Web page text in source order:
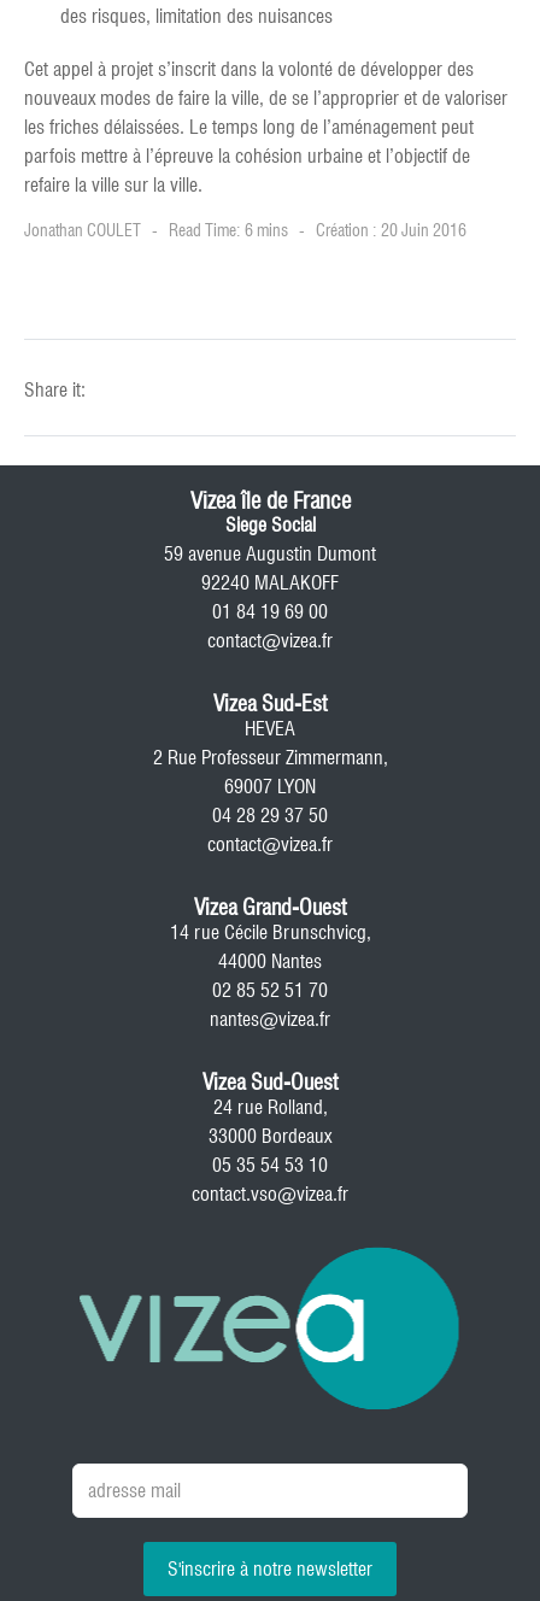
des risques, limitation des nuisances
Cet appel à projet s’inscrit dans la volonté de développer des
nouveaux modes de faire la ville, de se l’approprier et de valoriser
les friches délaissées. Le temps long de l’aménagement peut
parfois mettre à l’épreuve la cohésion urbaine et l’objectif de
refaire la ville sur la ville.
Jonathan COULET Read Time: 6 mins Création : 20 Juin 2016
Share it:
Vizea île de France
Siege Social
59 avenue Augustin Dumont
92240 MALAKOFF
01 84 19 69 00
contact@vizea.fr
Vizea Sud-Est
HEVEA
2 Rue Professeur Zimmermann,
69007 LYON
04 28 29 37 50
contact@vizea.fr
Vizea Grand-Ouest
14 rue Cécile Brunschvicg,
44000 Nantes
02 85 52 51 70
nantes@vizea.fr
Vizea Sud-Ouest
24 rue Rolland,
33000 Bordeaux
05 35 54 53 10
contact.vso@vizea.fr
S'inscrire à notre newsletter